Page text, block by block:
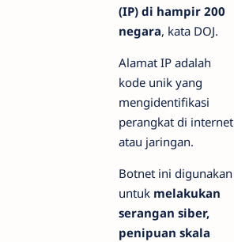
(IP) di hampir 200
negara, kata DOJ.
Alamat IP adalah
kode unik yang
mengidentifikasi
perangkat di internet
atau jaringan.
Botnet ini digunakan
untuk melakukan
serangan siber,
penipuan skala